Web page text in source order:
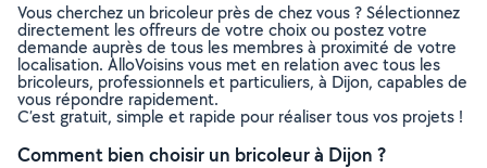
Vous cherchez un bricoleur près de chez vous ? Sélectionnez
directement les offreurs de votre choix ou postez votre
demande auprès de tous les membres à proximité de votre
localisation. AlloVoisins vous met en relation avec tous les
bricoleurs, professionnels et particuliers, à Dijon, capables de
vous répondre rapidement.
C’est gratuit, simple et rapide pour réaliser tous vos projets !
Comment bien choisir un bricoleur à Dijon ?